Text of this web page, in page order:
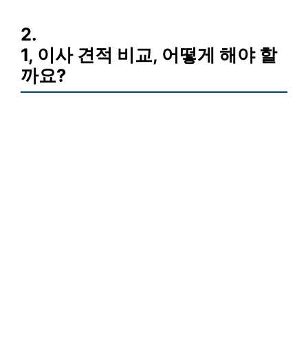
2.
1, 이사 견적 비교, 어떻게 해야 할
까요?